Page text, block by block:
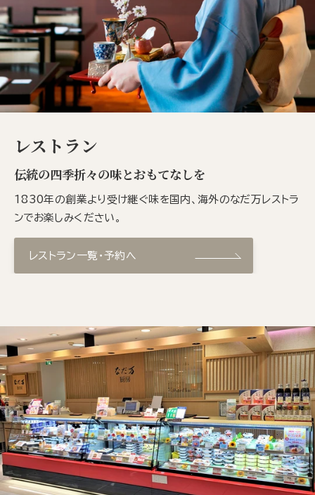
レストラン
伝統の四季折々の味とおもてなしを
1830年の創業より受け継ぐ味を国内、海外のなだ万レストラ
ンでお楽しみください。
レストラン一覧・予約へ